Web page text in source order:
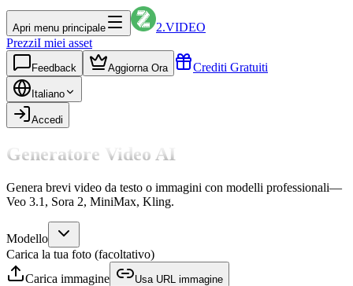
Apri menu principale
2.VIDEO
PrezziI miei asset
Feedback Aggiorna Ora Crediti Gratuiti
Italiano
Accedi
Generatore Video AI
Genera brevi video da testo o immagini con modelli professionali—
Veo 3.1, Sora 2, MiniMax, Kling.
Modello
Carica la tua foto (facoltativo)
Carica immagine
Usa URL immagine